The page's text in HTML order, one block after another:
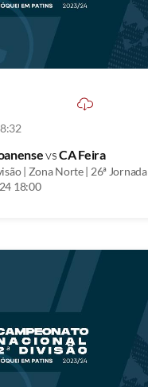
vsCA Feira
| Zona Norte | 26ª Jornada
18:00